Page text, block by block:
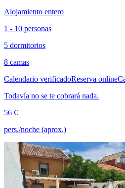
Alojamiento entero
1 - 10 personas
5 dormitorios
8 camas
Calendario verificadoReserva online
Todavía no se te cobrará nada.
56 €
pers./noche (aprox.)